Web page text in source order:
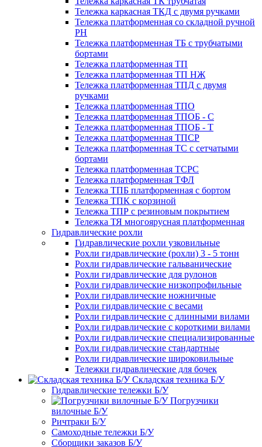
Тележка каркасная ТКД с двумя ручками
Тележка платформенная со складной ручной
PH
Тележка платформенная ТБ с трубчатыми
бортами
Тележка платформенная ТП
Тележка платформенная ТП НЖ
Тележка платформенная ТПД с двумя
ручками
Тележка платформенная ТПО
Тележка платформенная ТПОБ - С
Тележка платформенная ТПОБ - Т
Тележка платформенная ТПСР
Тележка платформенная ТС с сетчатыми
бортами
Тележка платформенная ТСРС
Тележка платформенная ТФЛ
Тележка ТПБ платформенная с бортом
Тележка ТПК с корзиной
Тележка ТПР с резиновым покрытием
Тележка ТЯ многоярусная платформенная
Гидравлические рохли
Гидравлические рохли узковильные
Рохли гидравлические (рохли) 3 - 5 тонн
Рохли гидравлические гальванические
Рохли гидравлические для рулонов
Рохли гидравлические низкопрофильные
Рохли гидравлические ножничные
Рохли гидравлические с весами
Рохли гидравлические с длинными вилами
Рохли гидравлические с короткими вилами
Рохли гидравлические специализированные
Рохли гидравлические стандартные
Рохли гидравлические широковильные
Тележки гидравлические для бочек
Складская техника Б/У
Гидравлические тележки Б/У
Погрузчики
вилочные Б/У
Ричтраки Б/У
Самоходные тележки Б/У
Сборщики заказов Б/У